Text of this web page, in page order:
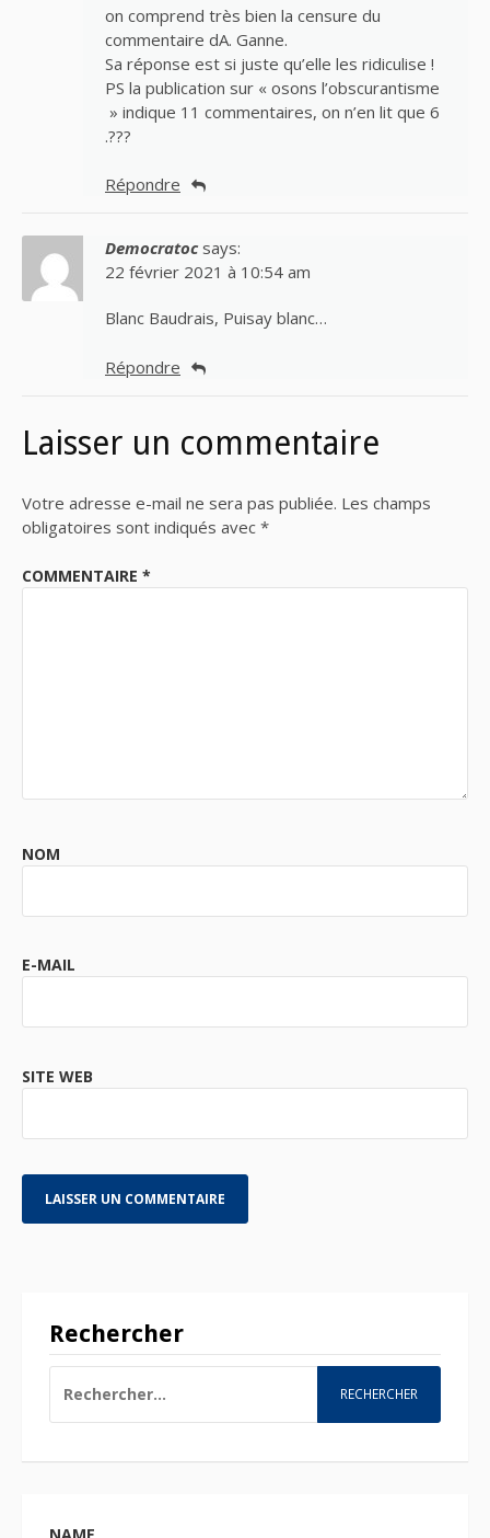
on comprend très bien la censure du
commentaire dA. Ganne.
Sa réponse est si juste qu’elle les ridiculise !
PS la publication sur « osons l’obscurantisme
» indique 11 commentaires, on n’en lit que 6
.???
Répondre
Democratoc says:
22 février 2021 à 10:54 am
Blanc Baudrais, Puisay blanc…
Répondre
Laisser un commentaire
Votre adresse e-mail ne sera pas publiée. Les champs
obligatoires sont indiqués avec *
COMMENTAIRE *
NOM
E-MAIL
SITE WEB
Rechercher
NAME